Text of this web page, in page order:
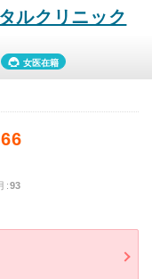
ルクリニック
女医在籍
:93